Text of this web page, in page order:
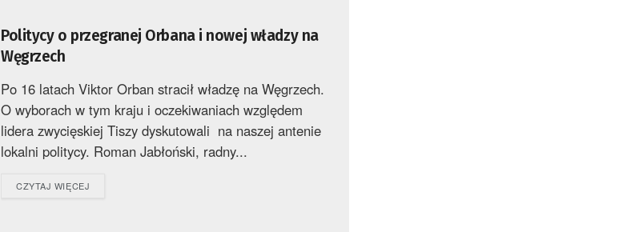
Politycy o przegranej Orbana i nowej władzy na
Węgrzech
Po 16 latach Viktor Orban stracił władzę na Węgrzech.
O wyborach w tym kraju i oczekiwaniach względem
lidera zwycięskiej Tiszy dyskutowali na naszej antenie
lokalni politycy. Roman Jabłoński, radny...
CZYTAJ WIĘCEJ